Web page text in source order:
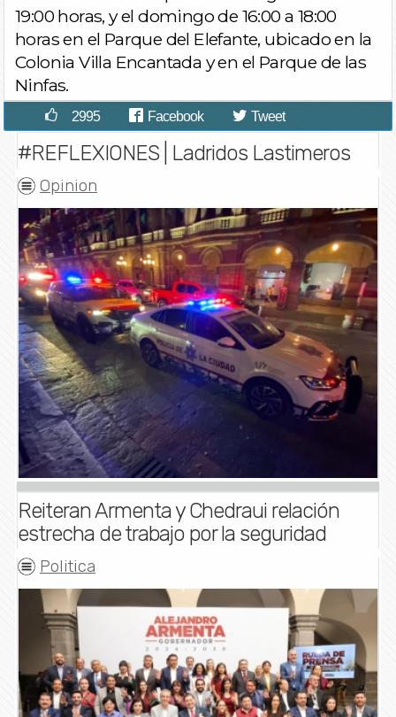
19:00 horas, y el domingo de 16:00 a 18:00
horas en el Parque del Elefante, ubicado en la
Colonia Villa Encantada y en el Parque de las
Ninfas.
2995 Facebook Tweet
#REFLEXIONES | Ladridos Lastimeros
Opinion
Reiteran Armenta y Chedraui relación
estrecha de trabajo por la seguridad
Politica